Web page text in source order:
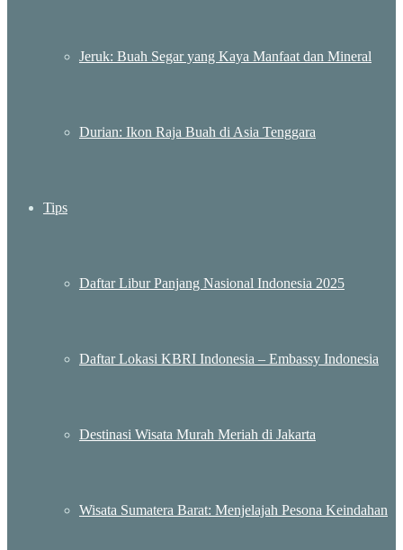
Jeruk: Buah Segar yang Kaya Manfaat dan Mineral
Durian: Ikon Raja Buah di Asia Tenggara
Tips
Daftar Libur Panjang Nasional Indonesia 2025
Daftar Lokasi KBRI Indonesia – Embassy Indonesia
Destinasi Wisata Murah Meriah di Jakarta
Wisata Sumatera Barat: Menjelajah Pesona Keindahan